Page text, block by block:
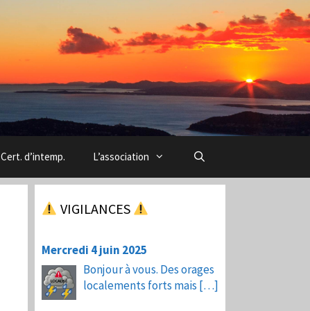
Cert. d’intemp. L’association
VIGILANCES
Mercredi 4 juin 2025
Bonjour à vous. Des orages
localements forts mais […]